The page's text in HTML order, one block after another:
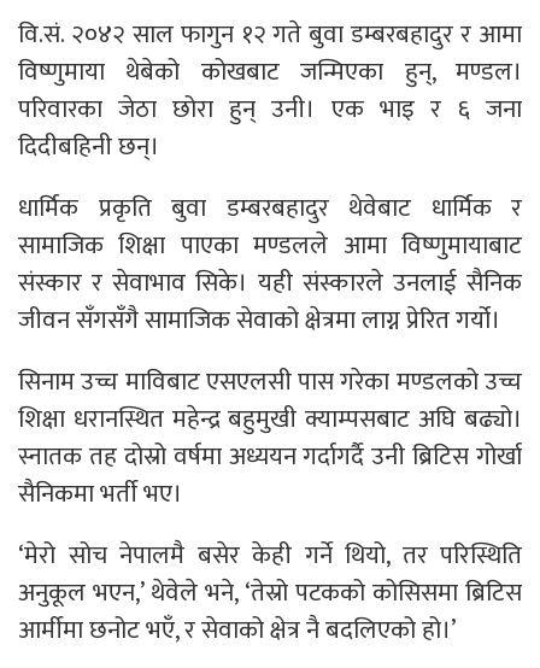
वि.सं. २०४२ साल फागुन १२ गते बुवा डम्बरबहादुर र आमा
विष्णुमाया थेबेको कोखबाट जन्मिएका हुन्, मण्डल।
परिवारका जेठा छोरा हुन् उनी। एक भाइ र ६ जना
दिदीबहिनी छन्।
धार्मिक प्रकृति बुवा डम्बरबहादुर थेवेबाट धार्मिक र
सामाजिक शिक्षा पाएका मण्डलले आमा विष्णुमायाबाट
संस्कार र सेवाभाव सिके। यही संस्कारले उनलाई सैनिक
जीवन सँगसँगै सामाजिक सेवाको क्षेत्रमा लाग्न प्रेरित गर्यो।
सिनाम उच्च माविबाट एसएलसी पास गरेका मण्डलको उच्च
शिक्षा धरानस्थित महेन्द्र बहुमुखी क्याम्पसबाट अघि बढ्यो।
स्नातक तह दोस्रो वर्षमा अध्ययन गर्दागर्दै उनी ब्रिटिस गोर्खा
सैनिकमा भर्ती भए।
‘मेरो सोच नेपालमै बसेर केही गर्ने थियो, तर परिस्थिति
अनुकूल भएन,’ थेवेले भने, ‘तेस्रो पटकको कोसिसमा ब्रिटिस
आर्मीमा छनोट भएँ, र सेवाको क्षेत्र नै बदलिएको हो।’